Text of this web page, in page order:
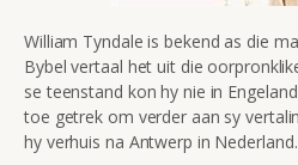
William Tyndale is bekend as die
Bybel vertaal het uit die
se teenstand kon hy nie in
toe getrek om verder aan sy
hy verhuis na Antwerp in Nederland.